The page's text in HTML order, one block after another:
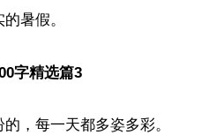
暑假。
字精选篇3
，每一天都多姿多彩。